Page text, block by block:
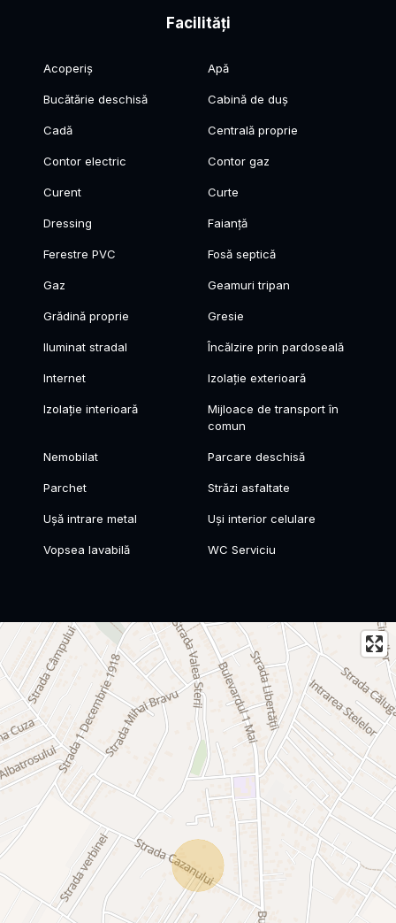
Facilități
Acoperiș Apă
Bucătărie deschisă Cabină de duș
Cadă Centrală proprie
Contor electric Contor gaz
Curent Curte
Dressing Faianță
Ferestre PVC Fosă septică
Gaz Geamuri tripan
Grădină proprie Gresie
Iluminat stradal Încălzire prin pardoseală
Internet Izolație exterioară
Izolație interioară
Mijloace de transport în
comun
Nemobilat Parcare deschisă
Parchet Străzi asfaltate
Ușă intrare metal Uși interior celulare
Vopsea lavabilă WC Serviciu